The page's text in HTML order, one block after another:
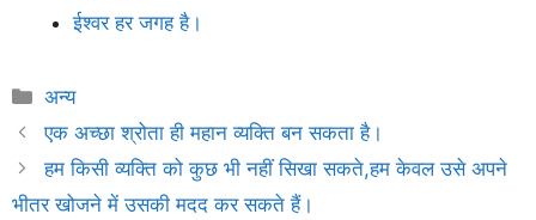
ईश्वर हर जगह है।
Categories
अन्य
एक अच्छा श्रोता ही महान व्यक्ति बन सकता है।
हम किसी व्यक्ति को कुछ भी नहीं सिखा सकते,हम केवल उसे अपने
भीतर खोजने में उसकी मदद कर सकते हैं।